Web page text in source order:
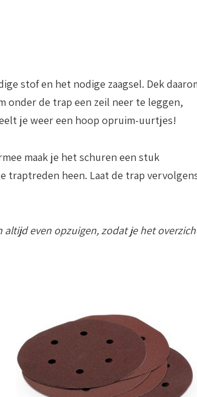
stof en het nodige zaagsel. Dek
onder de trap een zeil neer te leggen,
je weer een hoop opruim-uurtjes!
maak je het schuren een stuk
traptreden heen. Laat de trap
even opzuigen, zodat je het